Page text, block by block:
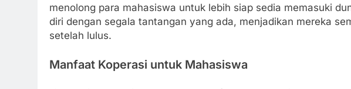
menolong para mahasiswa untuk lebih siap sedia memasuki
diri dengan segala tantangan yang ada, menjadikan mereka
setelah lulus.
Manfaat Koperasi untuk Mahasiswa